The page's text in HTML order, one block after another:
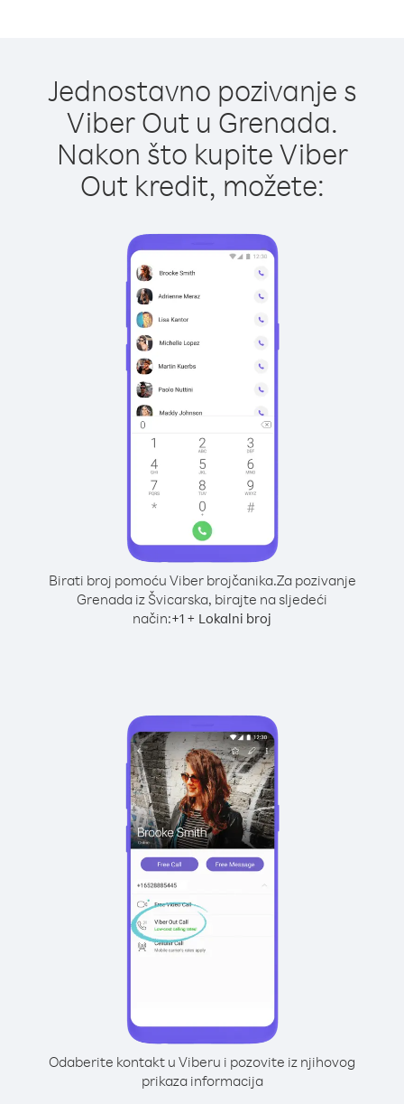
Jednostavno pozivanje s
Viber Out u Grenada.
Nakon što kupite Viber
Out kredit, možete:
Birati broj pomoću Viber brojčanika.Za pozivanje
Grenada iz Švicarska, birajte na sljedeći
način:+1 + Lokalni broj
Odaberite kontakt u Viberu i pozovite iz njihovog
prikaza informacija